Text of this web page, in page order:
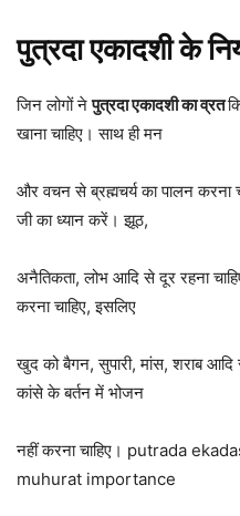
पुत्रदा एकादशी के
जिन लोगों नेपुत्रदा एकादशी का व्रत
खाना चाहिए। साथ ही मन
और वचन से ब्रह्मचर्य का पालन करना
जी का ध्यान करें। झूठ,
अनैतिकता, लोभ आदि से दूर रहना
करना चाहिए, इसलिए
खुद को बैगन, सुपारी, मांस, शराब
कांसे के बर्तन में भोजन
नहीं करना चाहिए। putrada
muhurat importance